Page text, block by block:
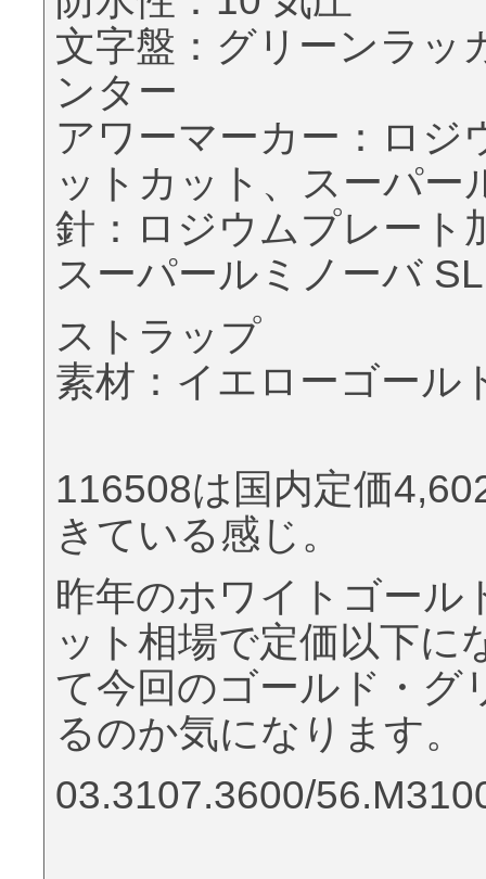
文字盤：グリーンラッ
ンター
アワーマーカー：ロジ
ットカット、スーパー
針：ロジウムプレート
スーパールミノーバ
ストラップ
素材：イエローゴール
116508は国内定価
きている感じ。
昨年のホワイトゴール
ット相場で定価以下に
て今回のゴールド・グ
るのか気になります。
03.3107.3600/